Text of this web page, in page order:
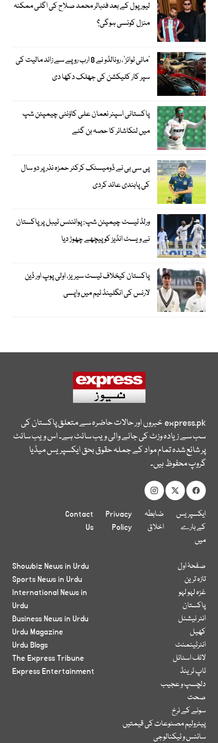
لیور پول کے بعد فٹبالر محمد صلاح کی اگلی ممکنہ
منزل کونسی ہوگی؟
’مائی ٹوائز‘، رونالڈو نے 8 ارب روپے سے زائد مالیت کی
سپر کار کلیکشن کی جھلک دکھا دی
پاکستانی اسپنر نعمان علی کاؤنٹی چیمپئن شپ
میں لنکاشائر کا حصہ بن گئے
پی سی بی نے ڈومیسٹک کرکٹر حمزہ نذر پر دو سال
کی پابندی عائد کردی
ورلڈ ٹیسٹ چیمپئن شپ: پوائنٹس ٹیبل پر پاکستان
نے ویسٹ انڈیز کو پیچھے چھوڑ دیا
پاکستان کیخلاف ٹیسٹ سیریز، اولی پوپ اور ڈین
لارنس کی انگلینڈ ٹیم میں واپسی
express.pkخبروں اور حالات حاضرہ سے متعلق پاکستان کی
سب سے زیادہ وزٹ کی جانے والی ویب سائٹ ہے۔ اس ویب سائٹ
پر شائع شدہ تمام مواد کے جملہ حقوق بحق ایکسپریس میڈیا
گروپ محفوظ ہیں۔
ایکسپریس
کے بارے
میں
ضابطہ
اخلاق
Privacy
Policy
Contact
Us
صفحۂ اول
تازہ ترین
غزہ لہو لہو
پاکستان
انٹر نیشنل
کھیل
انٹرٹینمنٹ
لائف اسٹائل
ٹاپ ٹرینڈ
دلچسپ و عجیب
صحت
سونے کے نرخ
پیٹرولیم مصنوعات کی قیمتیں
سائنس و ٹیکنالوجی
Showbiz News in Urdu
Sports News in Urdu
International News in
Urdu
Business News in Urdu
Urdu Magazine
Urdu Blogs
The Express Tribune
Express Entertainment